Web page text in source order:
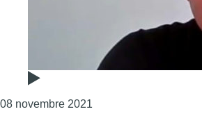
08 novembre 2021